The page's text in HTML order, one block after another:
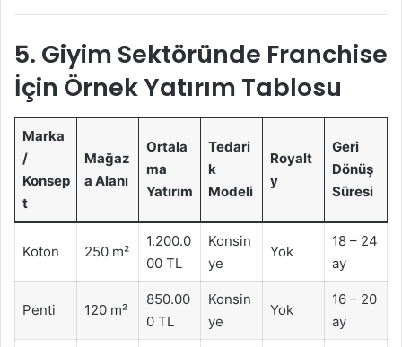
5. Giyim Sektöründe Franchise
İçin Örnek Yatırım Tablosu
Marka
/
Konsep
t
Mağaz
a Alanı
Ortala
ma
Yatırım
Tedari
k
Modeli
Royalt
y
Geri
Dönüş
Süresi
Koton 250 m²
1.200.0
00 TL
Konsin
ye
Yok
18 – 24
ay
Penti 120 m²
850.00
0 TL
Konsin
ye
Yok
16 – 20
ay